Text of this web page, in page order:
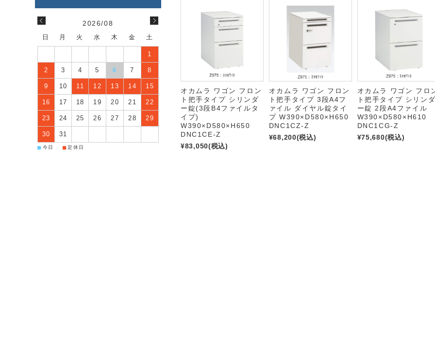
オカムラ ワゴン フロン
ト把手タイプ シリンダ
ー錠(3段B4ファイルタ
イプ)
W390×D580×H650
DNC1CE-Z
¥83,050(税込)
オカムラ ワゴン フロン
ト把手タイプ 3段A4フ
ァイル ダイヤル錠タイ
プ W390×D580×H650
DNC1CZ-Z
¥68,200(税込)
オカムラ ワゴン フロ
ト把手タイプ シリン
ー錠 2段A4ファイル
W390×D580×H610
DNC1CG-Z
¥75,680(税込)
2026/08
日 月 火 水 木 金 土
1
2 3 4 5 6 7 8
9 10 11 12 13 14 15
16 17 18 19 20 21 22
23 24 25 26 27 28 29
30 31
■ 今日 ■ 定休日